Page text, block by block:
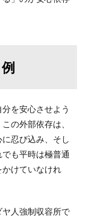
を安心させよう
の外部依存は、
忍び込み、そし
も平時は極普通
けていなけれ
人強制収容所で